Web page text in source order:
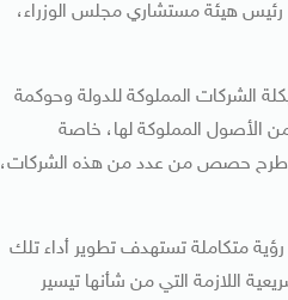
رئيس هيئة مستشاري مجلس الوزراء،
الشركات المملوكة للدولة وحوكمة
الأصول المملوكة لها، خاصة
طرح حصص من عدد من هذه الشركات،
متكاملة تستهدف تطوير أداء تلك
اللازمة التي من شأنها تيسير